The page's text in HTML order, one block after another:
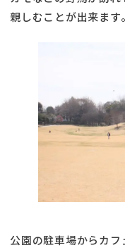
親しむことが出来ます。
公園の駐車場からカ